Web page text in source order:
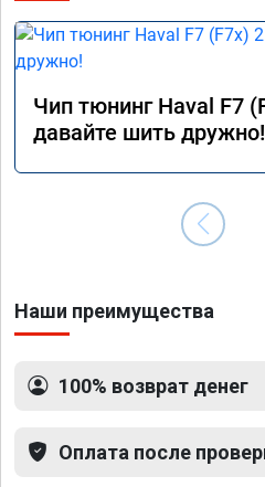
Чип тюнинг Haval F7
давайте шить дружно!
Наши преимущества
100% возврат денег
Оплата после